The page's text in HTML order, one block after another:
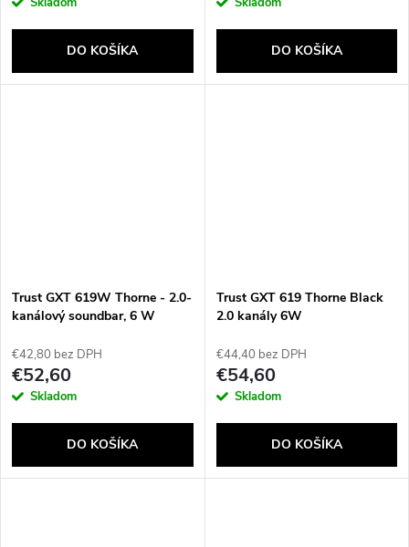
DO KOŠÍKA DO KOŠÍKA
Trust GXT 619W Thorne - 2.0-
kanálový soundbar, 6 W
€42,80 bez DPH
€52,60
Skladom
DO KOŠÍKA
Trust GXT 619 Thorne Black
2.0 kanály 6W
€44,40 bez DPH
€54,60
Skladom
DO KOŠÍKA